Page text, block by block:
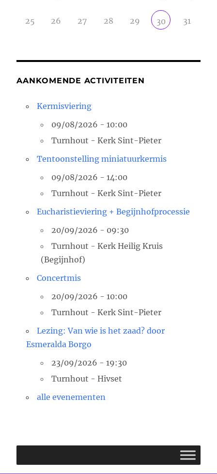
25 26 27 28 29 30 31
AANKOMENDE ACTIVITEITEN
Kermisviering
09/08/2026 - 10:00
Turnhout - Kerk Sint-Pieter
Tentoonstelling miniatuurkermis
09/08/2026 - 14:00
Turnhout - Kerk Sint-Pieter
Eucharistieviering + Begijnhofprocessie
20/09/2026 - 09:30
Turnhout - Kerk Heilig Kruis
(Begijnhof)
Concertmis
20/09/2026 - 10:00
Turnhout - Kerk Sint-Pieter
Lezing: Van wie is het zaad? door
Esmeralda Borgo
23/09/2026 - 19:30
Turnhout - Hivset
alle evenementen